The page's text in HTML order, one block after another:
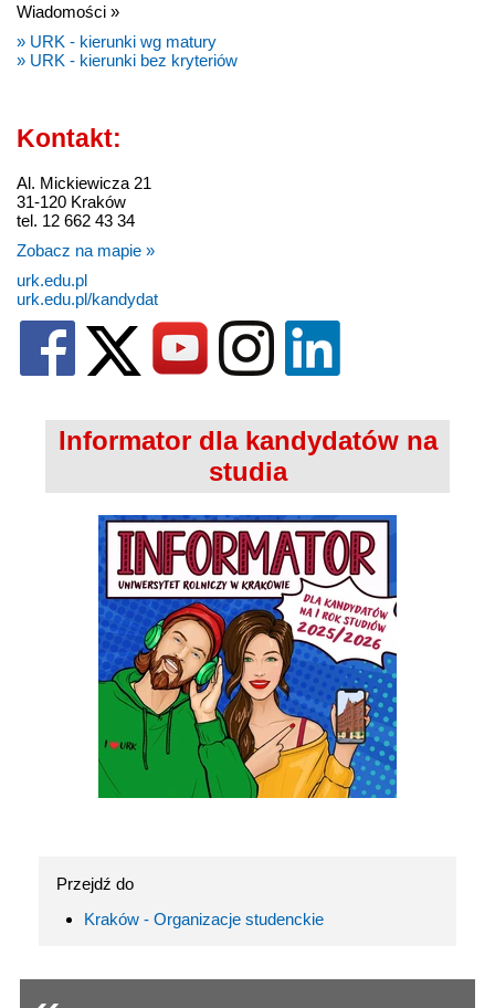
Wiadomości »
» URK - kierunki wg matury
» URK - kierunki bez kryteriów
Kontakt:
Al. Mickiewicza 21
31-120 Kraków
tel. 12 662 43 34
Zobacz na mapie »
urk.edu.pl
urk.edu.pl/kandydat
Informator dla kandydatów na
studia
Przejdź do
Kraków - Organizacje studenckie